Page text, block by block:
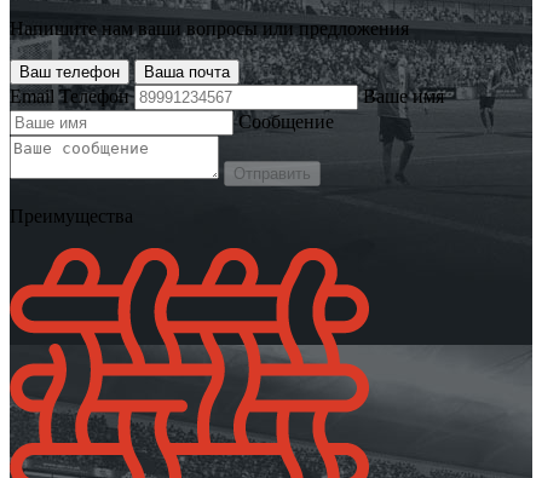
Напишите нам ваши вопросы или предложения
Ваш телефон Ваша почта
Email Телефон
Ваше имя
Сообщение
Отправить
Преимущества